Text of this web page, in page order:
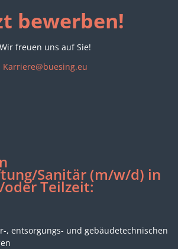
bewerben!
Wir freuen uns auf Sie!
Karriere@buesing.eu
Sanitär (m/w/d) in
Teilzeit:
, entsorgungs- und gebäudetechnischen